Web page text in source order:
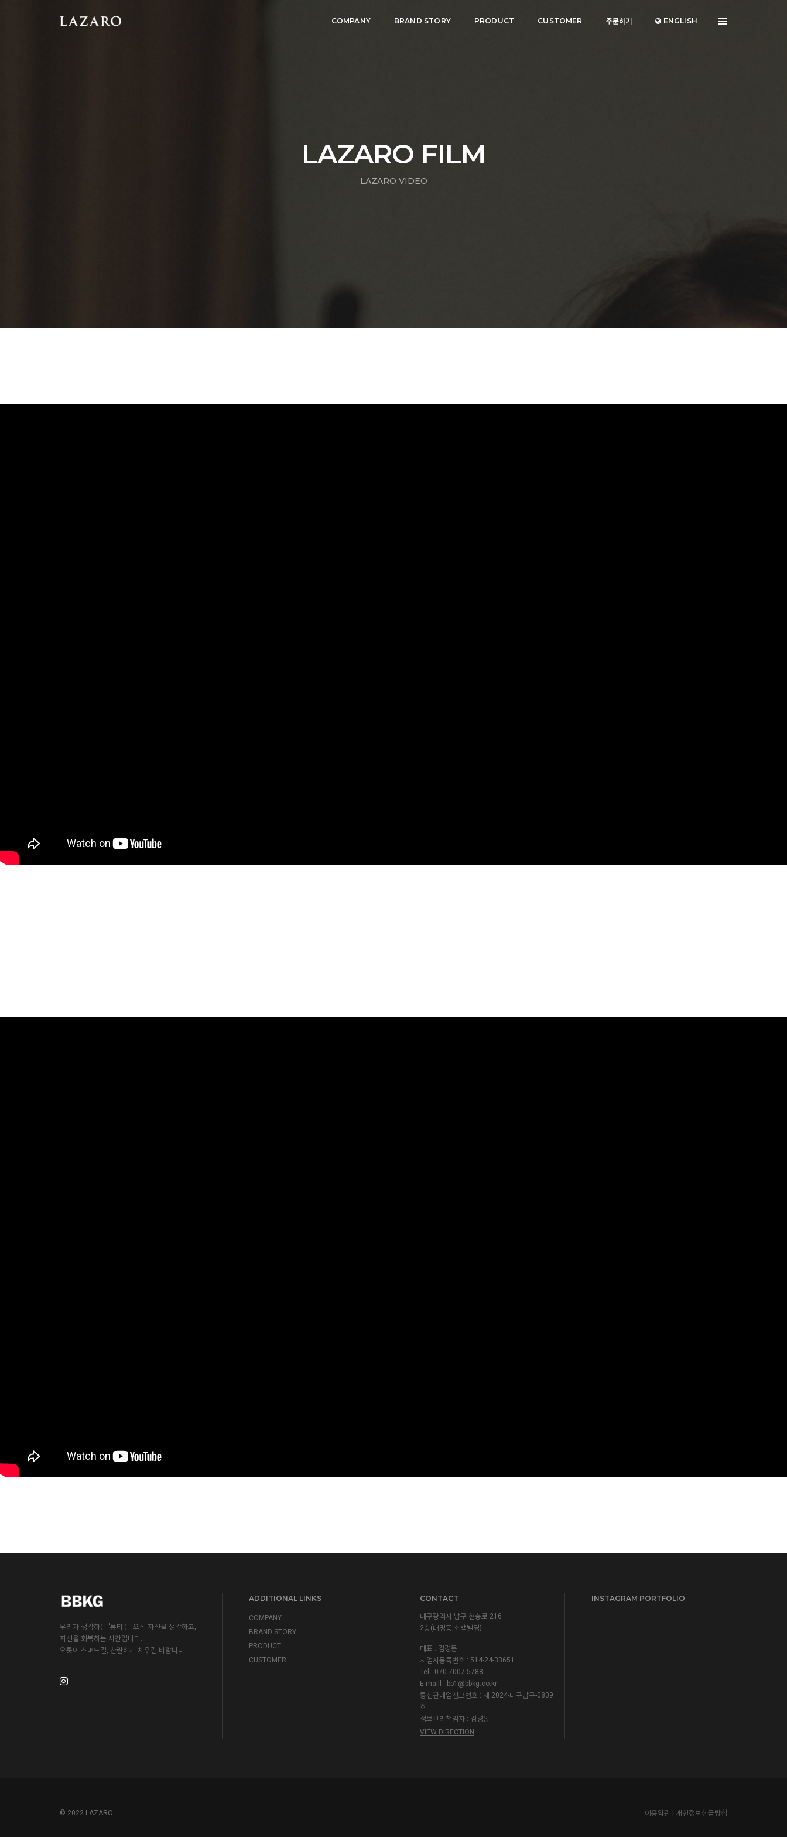
COMPANY BRAND STORY PRODUCT CUSTOMER 주문하기 ENGLISH
LAZARO FILM
LAZARO VIDEO
우리가 생각하는 '뷰티'는 오직 자신을 생각하고,
자신을 회복하는 시간입니다.
오롯이 스며드길, 찬란하게 채우길 바랍니다.
ADDITIONAL LINKS
COMPANY
BRAND STORY
PRODUCT
CUSTOMER
CONTACT
대구광역시 남구 현충로 216
2층(대명동,소백빌딩)
대표 : 김경동
사업자등록번호 : 514-24-33651
Tel : 070-7007-5788
E-maill : bb1@bbkg.co.kr
통신판매업신고번호 : 제 2024-대구남구-0809
호
정보관리책임자 : 김경동
VIEW DIRECTION
INSTAGRAM PORTFOLIO
© 2022 LAZARO. 이용약관 개인정보취급방침